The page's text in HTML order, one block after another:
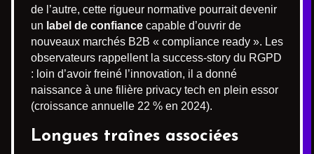
de l’autre, cette rigueur normative pourrait devenir
un label de confiance capable d’ouvrir de
nouveaux marchés B2B « compliance ready ». Les
observateurs rappellent la success-story du RGPD
: loin d’avoir freiné l’innovation, il a donné
naissance à une filière privacy tech en plein essor
(croissance annuelle 22 % en 2024).
Longues traînes associées